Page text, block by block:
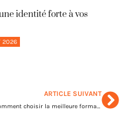
identité forte à vos
2026
ARTICLE SUIVANT
Comment choisir la meilleure formation professionnelle pour booster votre carrière en entreprise